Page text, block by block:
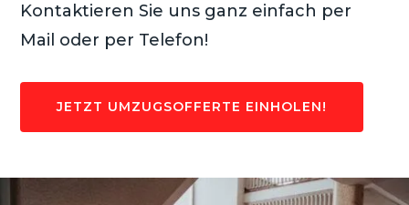
Kontaktieren Sie uns ganz einfach per
Mail oder per Telefon!
JETZT UMZUGSOFFERTE EINHOLEN!